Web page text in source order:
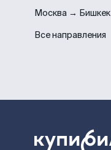
Москва → Бишкек
Все направления